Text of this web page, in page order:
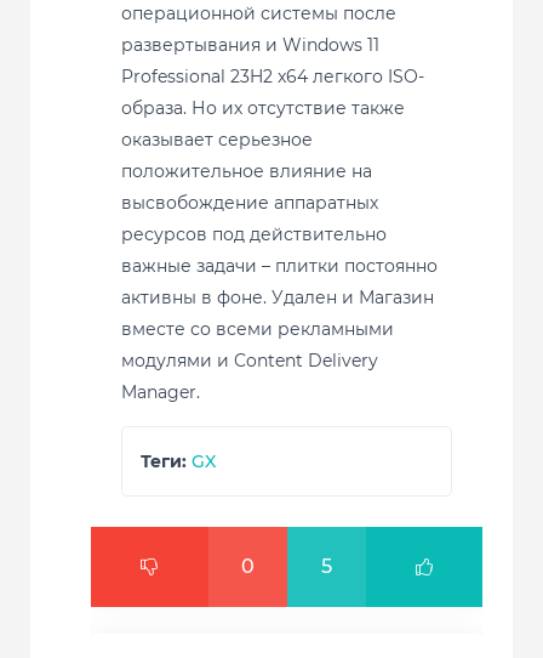
операционной системы после
развертывания и Windows 11
Professional 23H2 x64 легкого ISO-
образа. Но их отсутствие также
оказывает серьезное
положительное влияние на
высвобождение аппаратных
ресурсов под действительно
важные задачи – плитки постоянно
активны в фоне. Удален и Магазин
вместе со всеми рекламными
модулями и Content Delivery
Manager.
Теги: GX
0 5